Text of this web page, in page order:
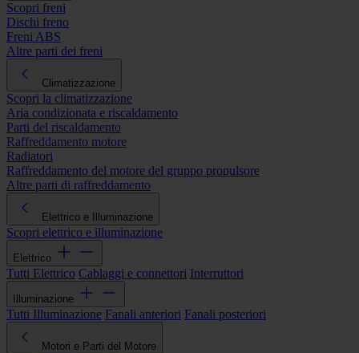
Scopri freni
Dischi freno
Freni ABS
Altre parti dei freni
Climatizzazione
Scopri la climatizzazione
Aria condizionata e riscaldamento
Parti del riscaldamento
Raffreddamento motore
Radiatori
Raffreddamento del motore del gruppo propulsore
Altre parti di raffreddamento
Elettrico e Illuminazione
Scopri elettrico e illuminazione
Elettrico
Tutti Elettrico Cablaggi e connettori Interruttori
Illuminazione
Tutti Illuminazione Fanali anteriori Fanali posteriori
Motori e Parti del Motore